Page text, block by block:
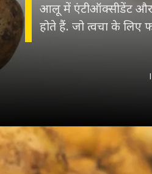
आलू में एंटीऑक्सीडेंट और
होते हैं. जो त्वचा के लिए